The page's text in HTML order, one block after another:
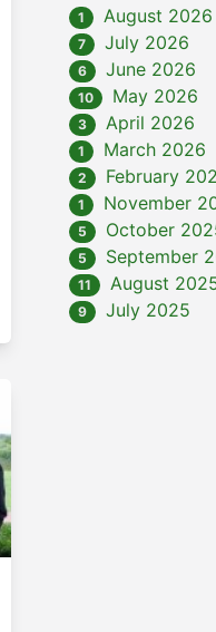
1 August 2026
7 July 2026
6 June 2026
10 May 2026
3 April 2026
1 March 2026
2 February
1 November
5 October
5 September
11 August
9 July 2025